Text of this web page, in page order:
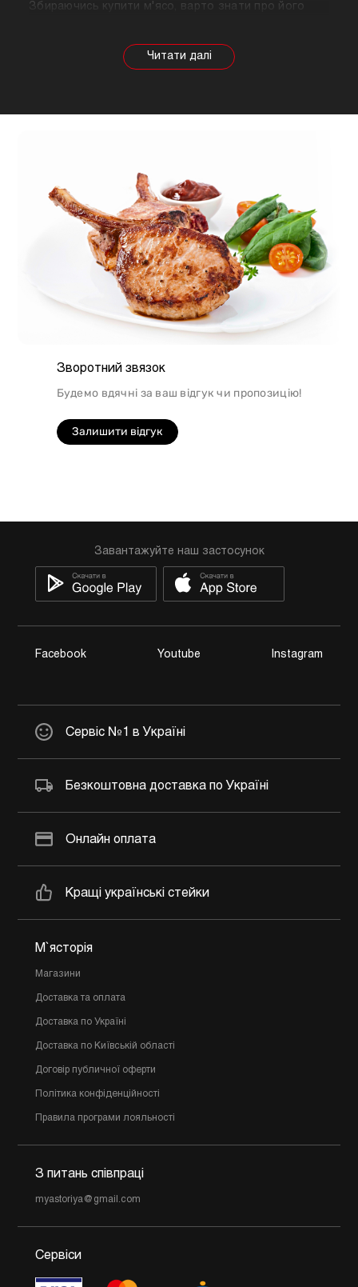
Збираючись купити м'ясо, варто знати про його
залежності від тварини властивості продукту
будуть змінюватися, так само як рекомендації
підійде для людей, які сидять на дієті.
Зворотний звязок
Будемо вдячні за ваш відгук чи пропозицію!
Залишити відгук
Завантажуйте наш застосунок
Facebook Youtube Instagram
Сервіс №1 в Україні
Безкоштовна доставка по Україні
Онлайн оплата
Кращі українські стейки
М`ясторія
Магазини
Доставка та оплата
Доставка по Україні
Доставка по Київській області
Договір публичної оферти
Політика конфіденційності
Правила програми лояльності
З питань співпраці
myastoriya@gmail.com
Сервіси